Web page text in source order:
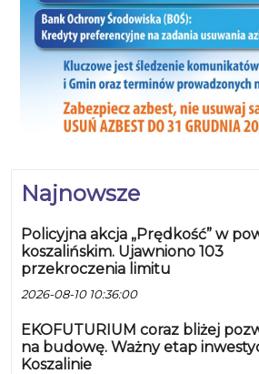
Najnowsze
Policyjna akcja „Prędkość” w
koszalińskim. Ujawniono 103
przekroczenia limitu
2026-08-10 10:36:00
EKOFUTURIUM coraz bliżej
na budowę. Ważny etap
Koszalinie